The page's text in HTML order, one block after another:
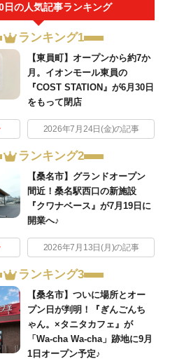
日の人気記事ランキング
ランキング1
【東員町】オープンから約7か
月。イオンモール東員の
『COST STATION』が6月30日
をもって閉店
2026年7月24日(金)の記事
ランキング2
【桑名市】グランドオープン
間近！桑名駅西口の新施設
『クワナベース』が7月19日に
開業へ♪
2026年7月13日(月)の記事
ランキング3
【桑名市】ついに場所とオー
プン日が判明！『ぎんごんち
ゃん。×タニタカフェ』が
「Wa-cha Wa-cha」跡地に9月
1日オープン予定♪